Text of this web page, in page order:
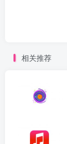
相关推荐